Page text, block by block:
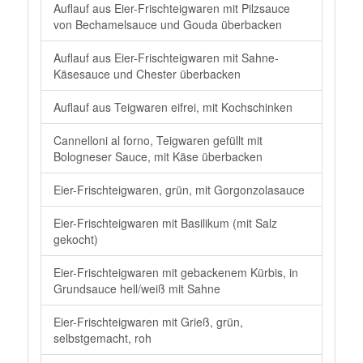
Auflauf aus Eier-Frischteigwaren mit Pilzsauce
von Bechamelsauce und Gouda überbacken
Auflauf aus Eier-Frischteigwaren mit Sahne-
Käsesauce und Chester überbacken
Auflauf aus Teigwaren eifrei, mit Kochschinken
Cannelloni al forno, Teigwaren gefüllt mit
Bologneser Sauce, mit Käse überbacken
Eier-Frischteigwaren, grün, mit Gorgonzolasauce
Eier-Frischteigwaren mit Basilikum (mit Salz
gekocht)
Eier-Frischteigwaren mit gebackenem Kürbis, in
Grundsauce hell/weiß mit Sahne
Eier-Frischteigwaren mit Grieß, grün,
selbstgemacht, roh